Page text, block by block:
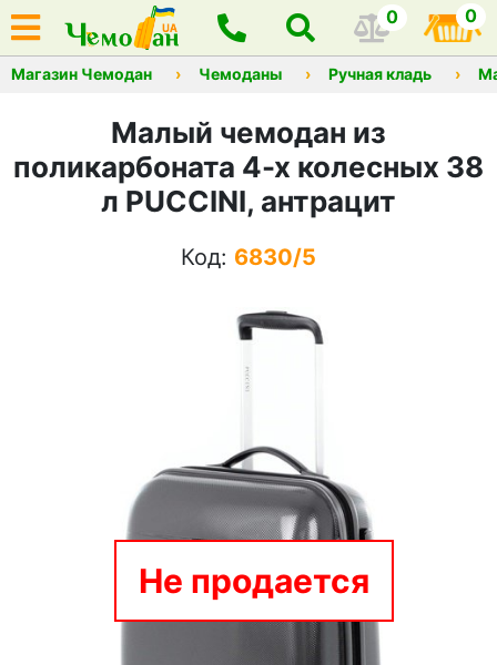
0 0
Магазин Чемодан Чемоданы Ручная кладь
Малый чемодан из
поликарбоната 4-х колесных 38
л PUCCINI, антрацит
Код: 6830/5
Не продается